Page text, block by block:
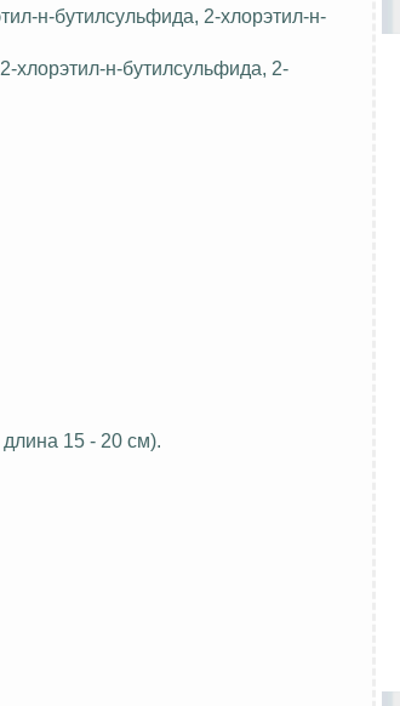
н-бутилсульфида, 2-хлорэтил-н-
хлорэтил-н-бутилсульфида, 2-
15 - 20 см).